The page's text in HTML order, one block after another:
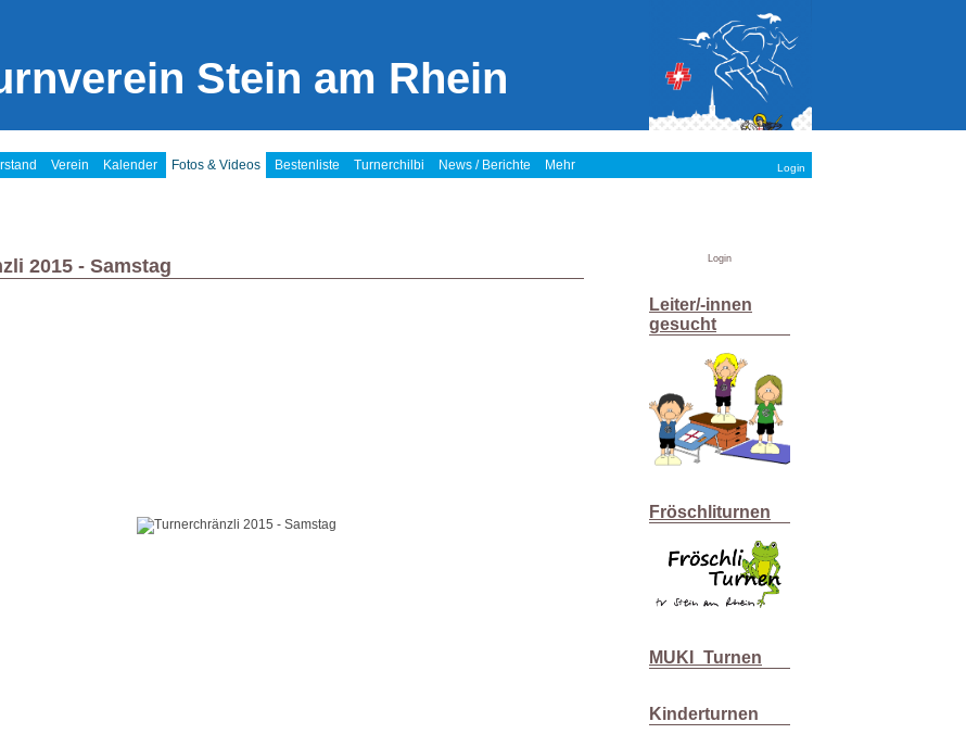
Stein am Rhein
Verein Kalender Fotos & Videos Bestenliste Turnerchilbi News / Berichte Mehr Login
2015 - Samstag Login
Leiter/-innen
gesucht
Fröschliturnen
MUKI_Turnen
Kinderturnen